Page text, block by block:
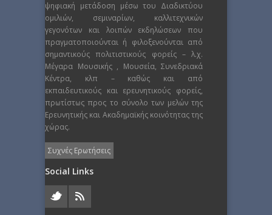
ψηφιακή μετάδοση μέσω του Διαδικτύου
ομιλιών, σεμιναρίων, καλλιτεχνικών
γεγονότων και λοιπών εκδηλώσεων που
πραγματοποιούνται ή φιλοξενούνται από
σημαντικούς πολιτιστικούς φορείς – λ.χ.
Μέγαρα Μουσικής , Μουσεία, Συνεδριακά
Κέντρα, κλπ – καθώς και από
εκπαιδευτικούς και ερευνητικούς φορείς,
πρωτίστως προς το σύνολο των μελών της
Ερευνητικής και Ακαδημαϊκής κοινότητας της
χώρας.
Συχνές Ερωτήσεις
Social Links